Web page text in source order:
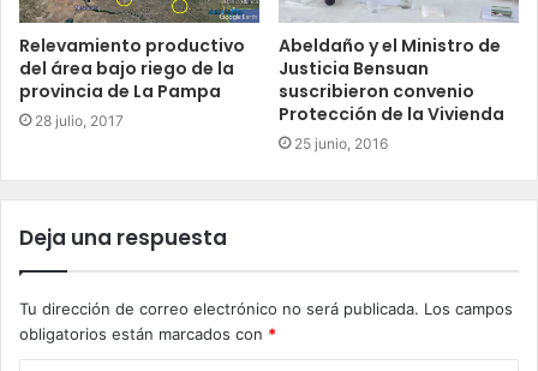
Relevamiento productivo
del área bajo riego de la
provincia de La Pampa
28 julio, 2017
Abeldaño y el Ministro de
Justicia Bensuan
suscribieron convenio
Protección de la Vivienda
25 junio, 2016
Deja una respuesta
Tu dirección de correo electrónico no será publicada. Los campos
obligatorios están marcados con *